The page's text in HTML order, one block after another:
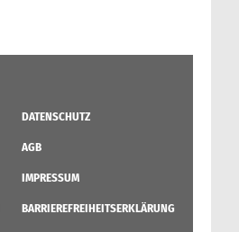
DATENSCHUTZ
AGB
IMPRESSUM
BARRIEREFREIHEITSERKLÄRUNG